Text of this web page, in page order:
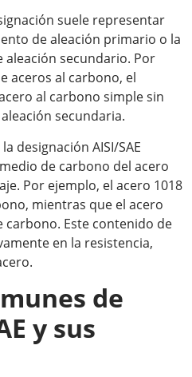
suele representar
de aleación primario o la
secundario. Por
aceros al carbono, el
al carbono simple sin
secundaria.
designación AISI/SAE
de carbono del acero
Por ejemplo, el acero 1018
mientras que el acero
carbono. Este contenido de
en la resistencia,
de
y sus